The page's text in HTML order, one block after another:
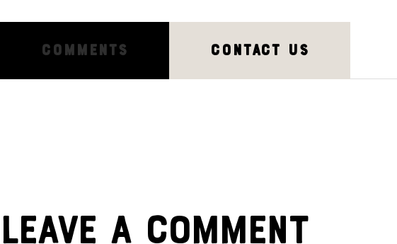
COMMENTS CONTACT US
LEAVE A COMMENT